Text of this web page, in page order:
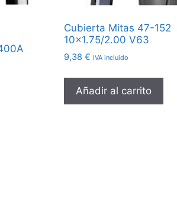
Cubierta Mitas 47-152
10×1.75/2.00 V63
9,38€ IVA incluido
Añadir al carrito